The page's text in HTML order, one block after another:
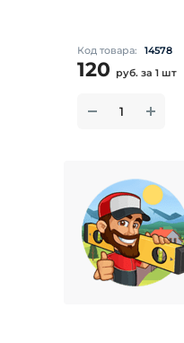
Код товара: 14578
120 руб. за 1 шт